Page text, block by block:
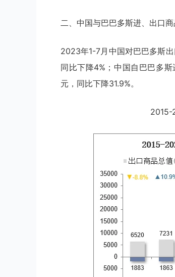
二、中国与巴巴多斯进、出口
2023年1-7月中国对巴巴多斯
同比下降4%；中国自巴巴多
元，同比下降31.9%。
2015-